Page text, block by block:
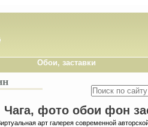
Обои, заставки
Чага, фото обои фон
арт галерея современной